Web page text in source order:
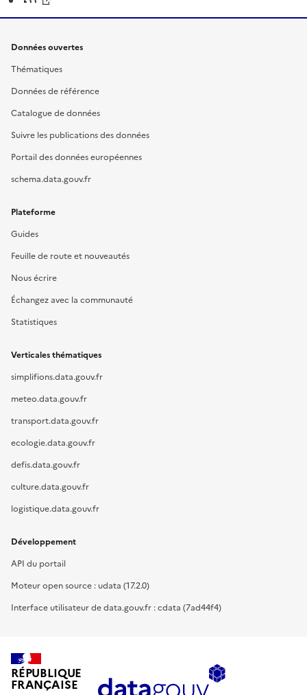
Données ouvertes
Thématiques
Données de référence
Catalogue de données
Suivre les publications des données
Portail des données européennes
schema.data.gouv.fr
Plateforme
Guides
Feuille de route et nouveautés
Nous écrire
Échangez avec la communauté
Statistiques
Verticales thématiques
simplifions.data.gouv.fr
meteo.data.gouv.fr
transport.data.gouv.fr
ecologie.data.gouv.fr
defis.data.gouv.fr
culture.data.gouv.fr
logistique.data.gouv.fr
Développement
API du portail
Moteur open source : udata (17.2.0)
Interface utilisateur de data.gouv.fr : cdata (7ad44f4)
RÉPUBLIQUE
FRANÇAISE